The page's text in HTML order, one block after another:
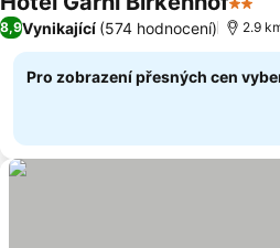
2
8,9Vynikající (574 hodnocení) 2.9
Pro zobrazení přesných cen